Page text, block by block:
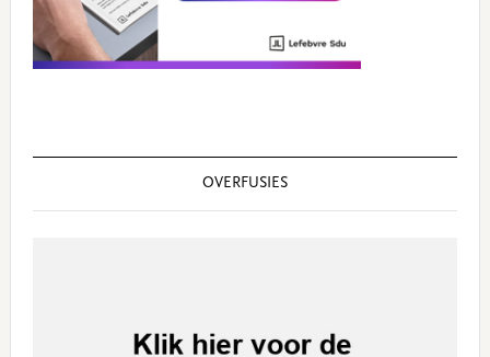
OVERFUSIES